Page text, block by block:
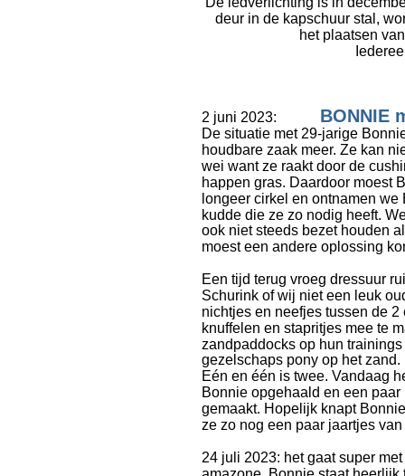
deur in de kapschuur stal,
het plaatsen
2 juni 2023: BONNIE
De situatie met 29-jarige
houdbare zaak meer. Ze kan
wei want ze raakt door de
happen gras. Daardoor moest
longeer cirkel en ontnamen
kudde die ze zo nodig heeft.
ook niet steeds bezet houden
moest een andere oplossing
Een tijd terug vroeg dressuur
Schurink of wij niet een leuk
nichtjes en neefjes tussen de
knuffelen en stapritjes mee te
zandpaddocks op hun
gezelschaps pony op het zand.
Eén en één is twee. Vandaag
Bonnie opgehaald en een
gemaakt. Hopelijk knapt
ze zo nog een paar jaartjes
24 juli 2023: het gaat super